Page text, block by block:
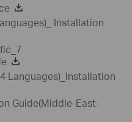
Installation
Languages)_Installation
Guide(Middle-East-